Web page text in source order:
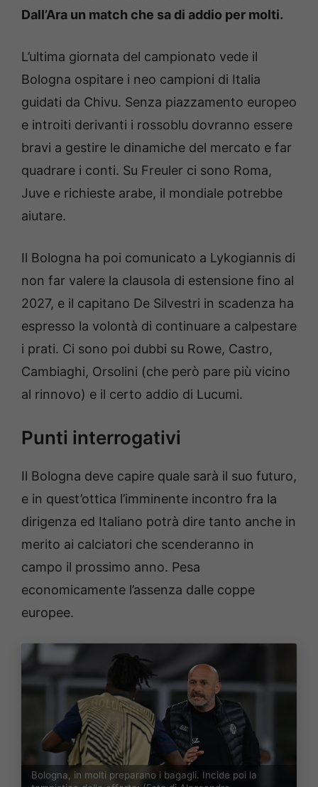
Dall’Ara un match che sa di addio per molti.
L’ultima giornata del campionato vede il
Bologna ospitare i neo campioni di Italia
guidati da Chivu. Senza piazzamento europeo
e introiti derivanti i rossoblu dovranno essere
bravi a gestire le dinamiche del mercato e far
quadrare i conti. Su Freuler ci sono Roma,
Juve e richieste arabe, il mondiale potrebbe
aiutare.
Il Bologna ha poi comunicato a Lykogiannis di
non far valere la clausola di estensione fino al
2027, e il capitano De Silvestri in scadenza ha
espresso la volontà di continuare a calpestare
i prati. Ci sono poi dubbi su Rowe, Castro,
Cambiaghi, Orsolini (che però pare più vicino
al rinnovo) e il certo addio di Lucumi.
Punti interrogativi
Il Bologna deve capire quale sarà il suo futuro,
e in quest’ottica l’imminente incontro fra la
dirigenza ed Italiano potrà dire tanto anche in
merito ai calciatori che scenderanno in
campo il prossimo anno. Pesa
economicamente l’assenza dalle coppe
europee.
Bologna, in molti preparano i bagagli. Incide poi la